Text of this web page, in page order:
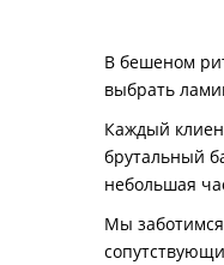
В бешеном
выбрать
Каждый
брутальный
небольшая
Мы